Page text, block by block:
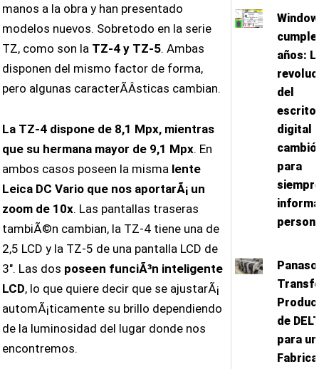
manos a la obra y han presentado
modelos nuevos. Sobretodo en la serie
TZ, como son la TZ-4 y TZ-5. Ambas
disponen del mismo factor de forma,
pero algunas caracterÃ­Â­sticas cambian.
La TZ-4 dispone de 8,1 Mpx, mientras
que su hermana mayor de 9,1 Mpx. En
ambos casos poseen la misma lente
Leica DC Vario que nos aportarÃ¡ un
zoom de 10x. Las pantallas traseras
tambiÃ©n cambian, la TZ-4 tiene una de
2,5 LCD y la TZ-5 de una pantalla LCD de
3″. Las dos poseen funciÃ³n inteligente
LCD, lo que quiere decir que se ajustarÃ¡
automÃ¡ticamente su brillo dependiendo
de la luminosidad del lugar donde nos
encontremos.
cumple
años:
del
digital
cambió
para
de
para